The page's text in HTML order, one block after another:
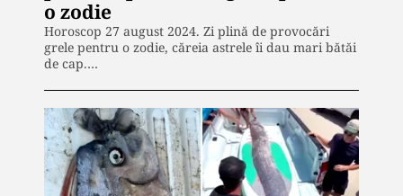
o zodie
Horoscop 27 august 2024. Zi plină de provocări
grele pentru o zodie, căreia astrele îi dau mari bătăi
de cap.…